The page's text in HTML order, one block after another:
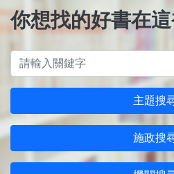
你想找的好書在這
主題搜
施政搜